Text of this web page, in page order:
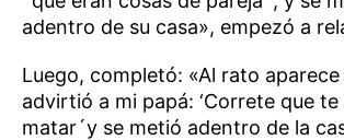
adentro de su casa», empezó a
Luego, completó: «Al rato aparece
advirtió a mi papá: ‘Correte que
matar´y se metió adentro de la